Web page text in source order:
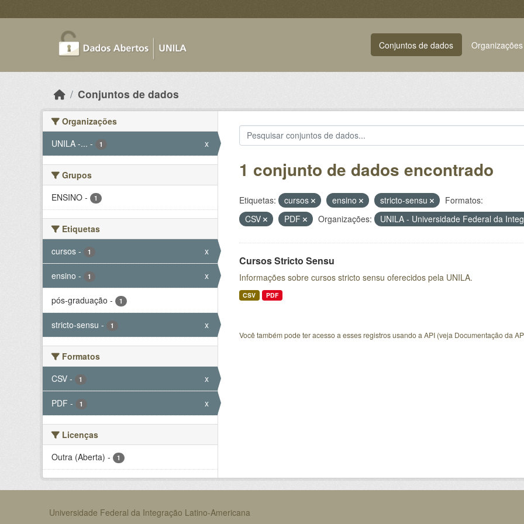
Conjuntos de dados Organizações
Conjuntos de dados
Organizações
UNILA -... - 1 x
Grupos
ENSINO - 1
Etiquetas
cursos - 1 x
ensino - 1 x
pós-graduação - 1
stricto-sensu - 1 x
Formatos
CSV - 1 x
PDF - 1 x
Licenças
Outra (Aberta) - 1
1 conjunto de dados encontrado
Etiquetas: cursos ensino stricto-sensu
Formatos:
CSV
PDF Organizações: UNILA - Universidade Federal da
Cursos Stricto Sensu
Informações sobre cursos stricto sensu oferecidos pela UNILA.
CSV PDF
Você também pode ter acesso a esses registros usando a API(veja Documentação da
Universidade Federal da Integração Latino-Americana